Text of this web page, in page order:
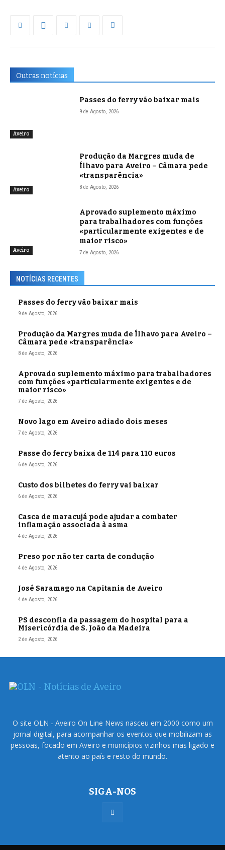
Outras notícias
Aveiro
Passes do ferry vão baixar mais
9 de Agosto, 2026
Aveiro
Produção da Margres muda de
Ílhavo para Aveiro – Câmara pede
«transparência»
8 de Agosto, 2026
Aveiro
Aprovado suplemento máximo
para trabalhadores com funções
«particularmente exigentes e de
maior risco»
7 de Agosto, 2026
NOTÍCIAS RECENTES
Passes do ferry vão baixar mais
9 de Agosto, 2026
Produção da Margres muda de Ílhavo para Aveiro –
Câmara pede «transparência»
8 de Agosto, 2026
Aprovado suplemento máximo para trabalhadores
com funções «particularmente exigentes e de
maior risco»
7 de Agosto, 2026
Novo lago em Aveiro adiado dois meses
7 de Agosto, 2026
Passe do ferry baixa de 114 para 110 euros
6 de Agosto, 2026
Custo dos bilhetes do ferry vai baixar
6 de Agosto, 2026
Casca de maracujá pode ajudar a combater
inflamação associada à asma
4 de Agosto, 2026
Preso por não ter carta de condução
4 de Agosto, 2026
José Saramago na Capitania de Aveiro
4 de Agosto, 2026
PS desconfia da passagem do hospital para a
Misericórdia de S. João da Madeira
2 de Agosto, 2026
O site OLN - Aveiro On Line News nasceu em 2000 como um
jornal digital, para acompanhar os eventos que mobilizam as
pessoas, focado em Aveiro e municípios vizinhos mas ligado e
atento ao país e resto do mundo.
SIGA-NOS